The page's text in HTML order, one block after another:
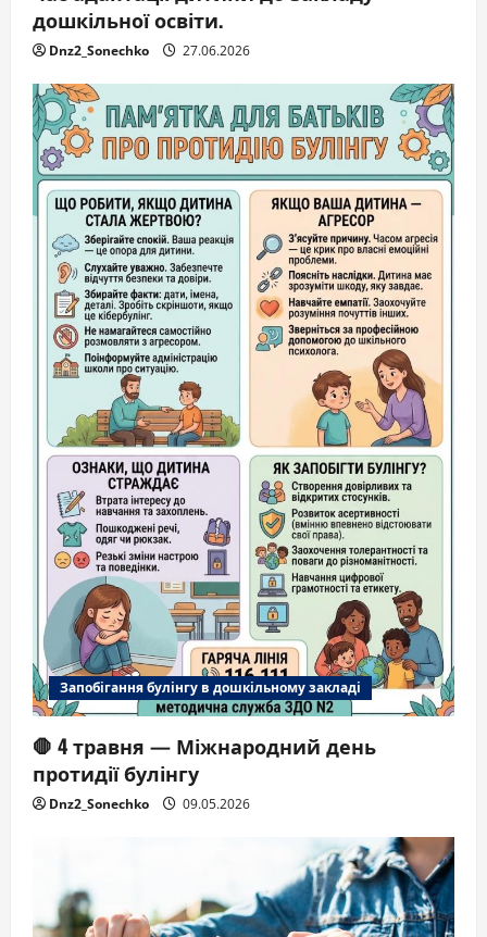
дошкільної освіти.
Dnz2_Sonechko 27.06.2026
Запобігання булінгу в дошкільному закладі
🛑 4 травня — Міжнародний день
протидії булінгу
Dnz2_Sonechko 09.05.2026